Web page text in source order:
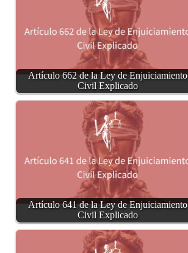
Artículo 662 de la Ley de Enjuiciamiento
Civil Explicado
Artículo 641 de la Ley de Enjuiciamiento
Civil Explicado